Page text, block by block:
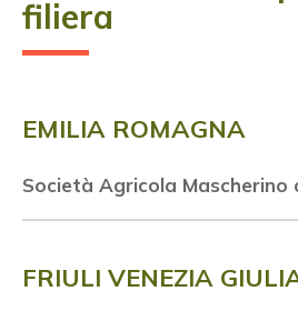
filiera
EMILIA ROMAGNA
Società Agricola Mascherino
FRIULI VENEZIA